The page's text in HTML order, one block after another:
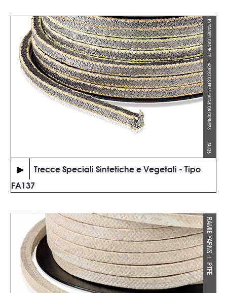
▶
Trecce Speciali Sintetiche e Vegetali - Tipo
FA137